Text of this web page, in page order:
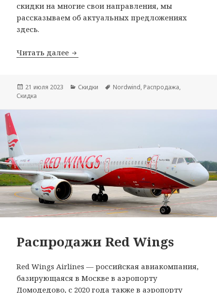
скидки на многие свои направления, мы
рассказываем об актуальных предложениях
здесь.
Читать далее Распродажи Nordwind
Опубликовано
21 июля 2023 Рубрики
Скидки Метки
Nordwind, Распродажа,
Скидка
Распродажи Red Wings
Red Wings Airlines — российская авиакомпания,
базирующаяся в Москве в аэропорту
Домодедово, с 2020 года также в аэропорту